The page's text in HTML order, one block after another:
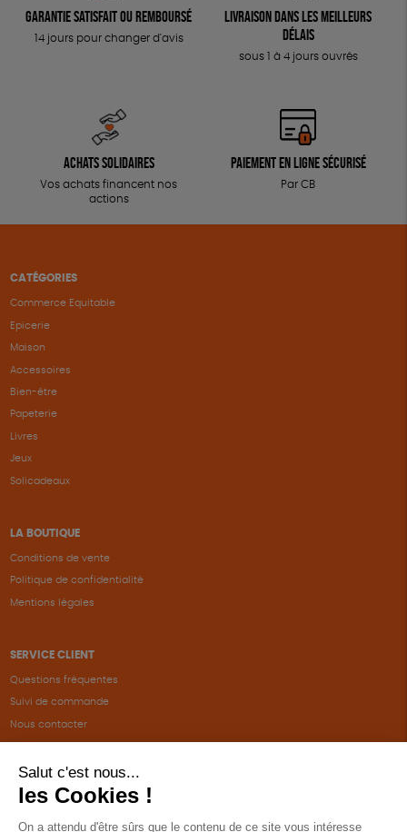
Garantie satisfait ou remboursé
14 jours pour changer d'avis
Livraison dans les meilleurs
délais
sous 1 à 4 jours ouvrés
Achats solidaires
Vos achats financent nos
actions
Paiement en ligne sécurisé
Par CB
CATÉGORIES
Commerce Equitable
Epicerie
Maison
Accessoires
Bien-être
Papeterie
Livres
Jeux
Solicadeaux
LA BOUTIQUE
Conditions de vente
Politique de confidentialité
Mentions légales
SERVICE CLIENT
Questions fréquentes
Suivi de commande
Nous contacter
SUIVEZ-NOUS